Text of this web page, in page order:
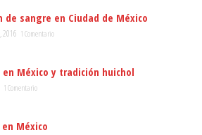
de sangre en Ciudad de México
2016 1 Comentario
en México y tradición huichol
1 Comentario
México